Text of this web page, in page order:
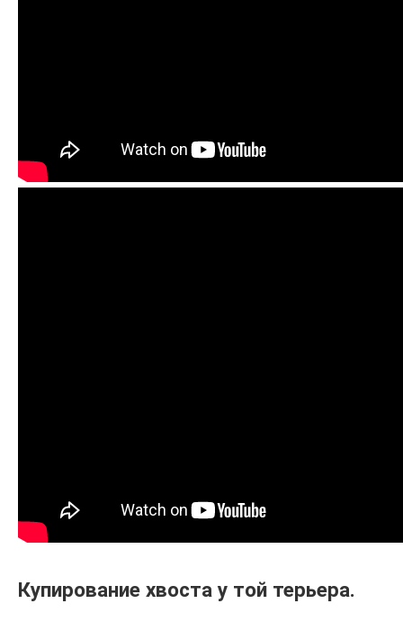
Купирование хвоста у той терьера.